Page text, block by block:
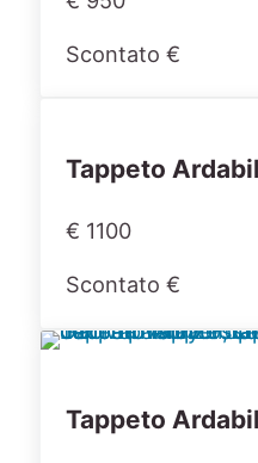
Scontato €
Tappeto
€ 1100
Scontato €
Tappeto